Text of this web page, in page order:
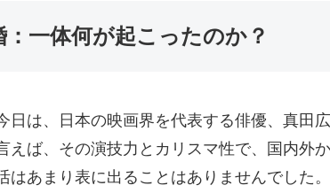
一体何が起こったのか？
日は、日本の映画界を代表する俳優、真田
えば、その演技力とカリスマ性で、国内外
はあまり表に出ることはありませんでした